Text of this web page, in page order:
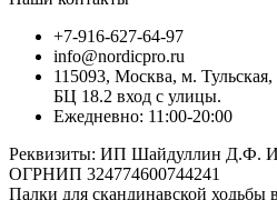
+7-916-627-64-97
info@nordicpro.ru
115093, Москва, м.
БЦ 18.2 вход с улицы.
Ежедневно: 11:00-20:00
Реквизиты: ИП Шайдуллин Д.Ф.
ОГРНИП 324774600744241
Палки для скандинавской ходьбы